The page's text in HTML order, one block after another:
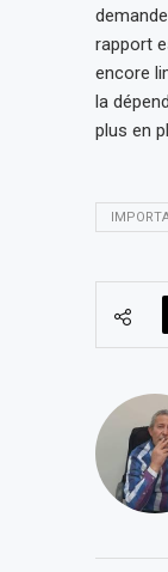
rapport
encore
la
plus en